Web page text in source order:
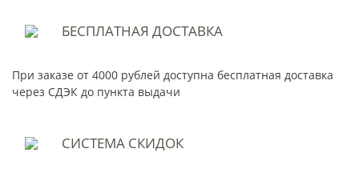
БЕСПЛАТНАЯ ДОСТАВКА
При заказе от 4000 рублей доступна бесплатная доставка
через СДЭК до пункта выдачи
СИСТЕМА СКИДОК